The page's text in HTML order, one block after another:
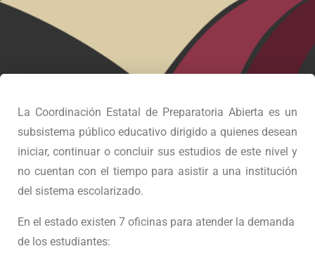
La Coordinación Estatal de Preparatoria Abierta es un
subsistema público educativo dirigido a quienes desean
iniciar, continuar o concluir sus estudios de este nivel y
no cuentan con el tiempo para asistir a una institución
del sistema escolarizado.
En el estado existen 7 oficinas para atender la demanda
de los estudiantes: